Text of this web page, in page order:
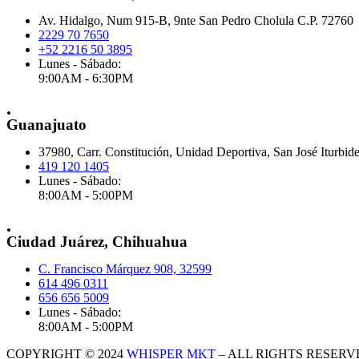
Av. Hidalgo, Num 915-B, 9nte San Pedro Cholula C.P. 72760
2229 70 7650
+52 2216 50 3895
Lunes - Sábado:
9:00AM - 6:30PM
.
Guanajuato
37980, Carr. Constitución, Unidad Deportiva, San José Iturbide
419 120 1405
Lunes - Sábado:
8:00AM - 5:00PM
.
Ciudad Juárez, Chihuahua
C. Francisco Márquez 908, 32599
614 496 0311
656 656 5009
Lunes - Sábado:
8:00AM - 5:00PM
COPYRIGHT © 2024 WHISPER MKT – ALL RIGHTS